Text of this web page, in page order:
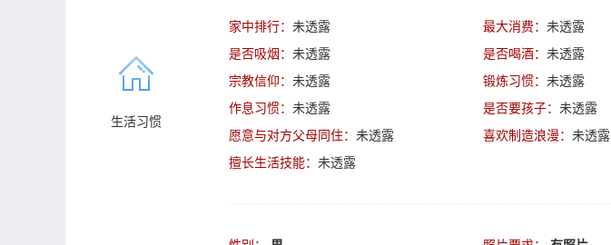
生活习惯
家中排行： 未透露 最大消费： 未透露
是否吸烟： 未透露 是否喝酒： 未透露
宗教信仰： 未透露 锻炼习惯： 未透露
作息习惯： 未透露 是否要孩子： 未透露
愿意与对方父母同住： 未透露 喜欢制造浪漫： 未透露
擅长生活技能： 未透露